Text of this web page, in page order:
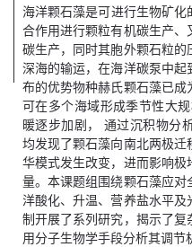
科学研究
人才培养
国际交流
学生工作
海洋颗石藻是可进行生物矿
合作用进行颗粒有机碳生产
碳生产，同时其胞外颗石粒
深海的输运，在海洋碳泵中起
布的优势物种赫氏颗石藻已
可在多个海域形成季节性大
暖逐步加剧， 通过沉积物分
均发现了颗石藻向南北两极
华模式发生改变，进而影响
量。本课题组围绕颗石藻应
洋酸化、升温、营养盐水平
制开展了系列研究，揭示了
用分子生物学手段分析其调节